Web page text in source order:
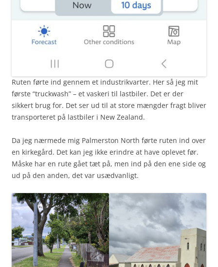
Ruten førte ind gennem et industrikvarter. Her så jeg mit
første “truckwash” – et vaskeri til lastbiler. Det er der
sikkert brug for. Det ser ud til at store mængder fragt bliver
transporteret på lastbiler i New Zealand.
Da jeg nærmede mig Palmerston North førte ruten ind over
en kirkegård. Det kan jeg ikke erindre at have oplevet før.
Måske har en rute gået tæt på, men ind på den ene side og
ud på den anden, det var usædvanligt.